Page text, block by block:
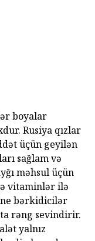
boyalar
Rusiya qızlar
üçün geyilən
sağlam və
məhsul üçün
vitaminlər ilə
bərkidicilər
rəng sevindirir.
yalnız